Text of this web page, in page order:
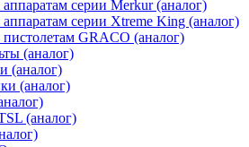
аппаратам серии Merkur (аналог)
аппаратам серии Xtreme King (аналог)
пистолетам GRACO (аналог)
(аналог)
(аналог)
(аналог)
(аналог)